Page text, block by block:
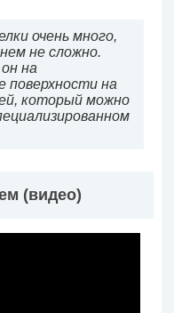
очень много,
не сложно.
на
поверхности на
который можно
(видео)